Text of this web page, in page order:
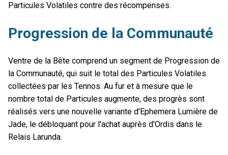
Particules Volatiles contre des récompenses.
Progression de la Communauté
Ventre de la Bête comprend un segment de Progression de
la Communauté, qui suit le total des Particules Volatiles
collectées par les Tennos. Au fur et à mesure que le
nombre total de Particules augmente, des progrès sont
réalisés vers une nouvelle variante d'Ephemera Lumière de
Jade, le débloquant pour l'achat auprès d'Ordis dans le
Relais Larunda.